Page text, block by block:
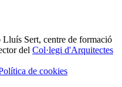
Lluís Sert, centre de formació
del Col·legi d'Arquitectes
de cookies